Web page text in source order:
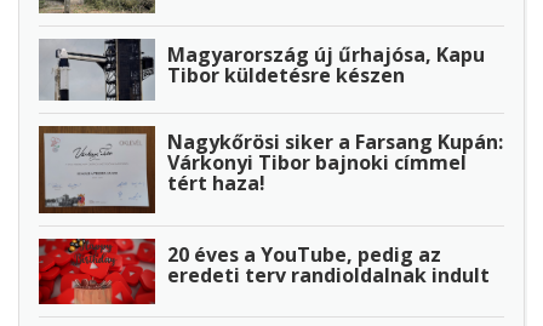
Magyarország új űrhajósa, Kapu
Tibor küldetésre készen
Nagykőrösi siker a Farsang Kupán:
Várkonyi Tibor bajnoki címmel
tért haza!
20 éves a YouTube, pedig az
eredeti terv randioldalnak indult